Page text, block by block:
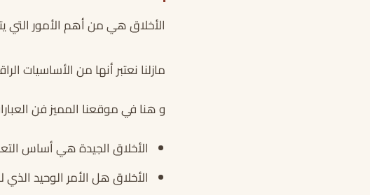
الأخلاق هي من أهم الأمور التي
مازلنا نعتبر أنها من الأساسيات
و هنا في موقعنا المميز فن
الأخلاق الجيدة هي أساس
الأخلاق هل الأمر الوحيد